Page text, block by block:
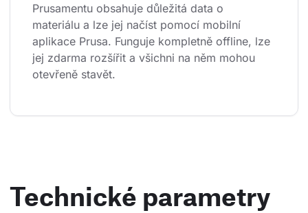
Prusamentu obsahuje důležitá data o
materiálu a lze jej načíst pomocí mobilní
aplikace Prusa. Funguje kompletně offline, lze
jej zdarma rozšířit a všichni na něm mohou
otevřeně stavět.
Technické parametry